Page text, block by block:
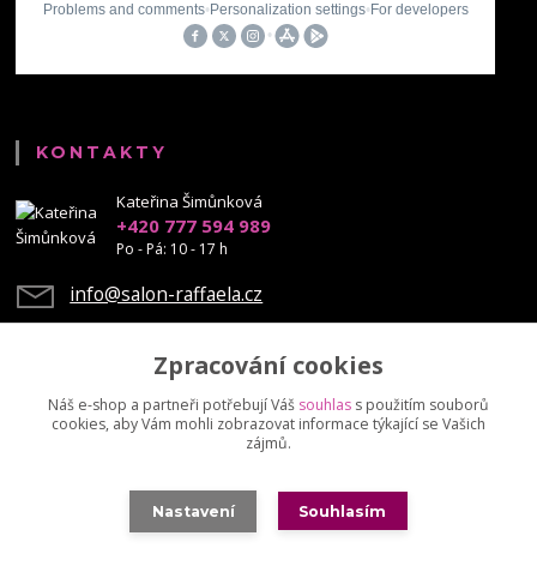
KONTAKTY
Kateřina Šimůnková
+420 777 594 989
Po - Pá: 10 - 17 h
info@salon-raffaela.cz
Upravit sběr cookies.
© Mgr. Kateřina Šimůnková, 2023 - další šíření našich fotek je chráněno
autorskými právy
Zpracování cookies
Náš e-shop a partneři potřebují Váš souhlas s použitím souborů
cookies, aby Vám mohli zobrazovat informace týkající se Vašich
zájmů.
Nastavení Souhlasím